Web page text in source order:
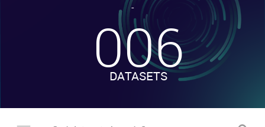
-
006
DATASETS